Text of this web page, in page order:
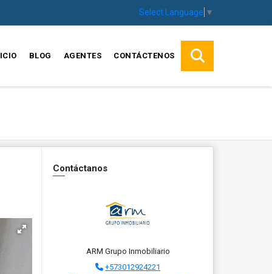
Select Language ▼
BLOG AGENTES CONTÁCTENOS
Contáctanos
ARM Grupo Inmobiliario
+573012924221